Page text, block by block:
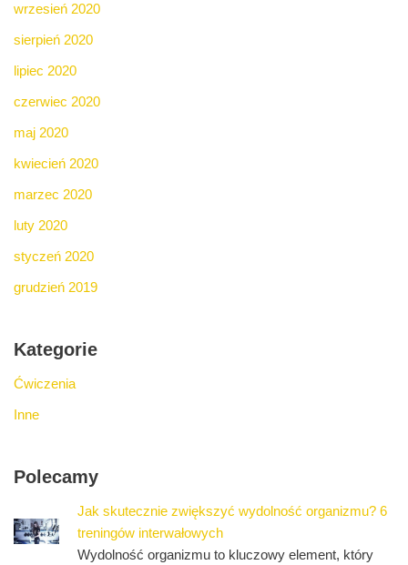
wrzesień 2020
sierpień 2020
lipiec 2020
czerwiec 2020
maj 2020
kwiecień 2020
marzec 2020
luty 2020
styczeń 2020
grudzień 2019
Kategorie
Ćwiczenia
Inne
Polecamy
Jak skutecznie zwiększyć wydolność organizmu? 6
treningów interwałowych
Wydolność organizmu to kluczowy element, który